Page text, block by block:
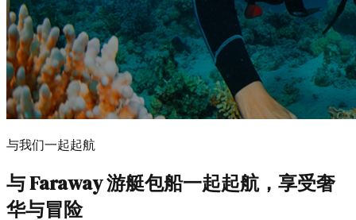
与我们一起起航
与 Faraway 游艇包船一起起航，享受奢
华与冒险